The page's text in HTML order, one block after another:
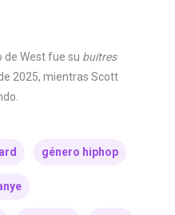
de West fue su buitres
2025, mientras Scott
género hiphop